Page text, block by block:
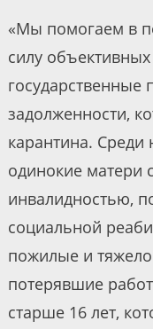
«Мы помогаем в
силу
государственные
задолженности,
карантина.
одинокие матери
инвалидностью,
социальной
пожилые и
потерявшие
старше 16 лет,